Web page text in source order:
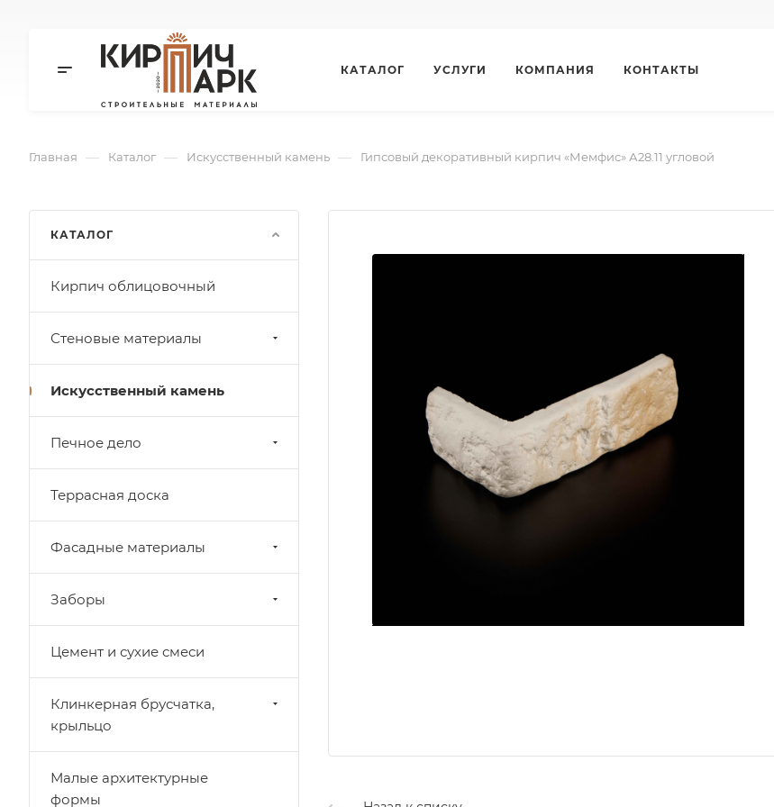
КАТАЛОГ УСЛУГИ КОМПАНИЯ КОНТАКТЫ
Главная — Каталог — Искусственный камень — Гипсовый декоративный кирпич «Мемфис» А28.11 угловой
КАТАЛОГ
Кирпич облицовочный
Стеновые материалы
Искусственный камень
Печное дело
Террасная доска
Фасадные материалы
Заборы
Цемент и сухие смеси
Клинкерная брусчатка,
крыльцо
Малые архитектурные
формы